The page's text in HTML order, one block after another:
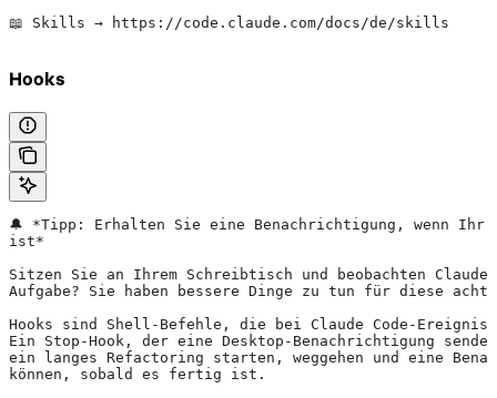
📖 Skills → https://code.claude.com/docs/de/skills
Hooks
🔔 *Tipp: Erhalten Sie eine Benachrichtigung, wenn
ist*
Sitzen Sie an Ihrem Schreibtisch und beobachten
Aufgabe? Sie haben bessere Dinge zu tun für diese acht
Hooks sind Shell-Befehle, die bei Claude Code-
Ein Stop-Hook, der eine Desktop-Benachrichtigung
ein langes Refactoring starten, weggehen und eine
können, sobald es fertig ist.